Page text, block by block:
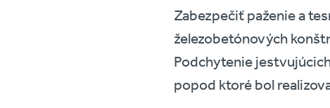
Zabezpečiť paženie a
železobetónových
Podchytenie
popod ktoré bol